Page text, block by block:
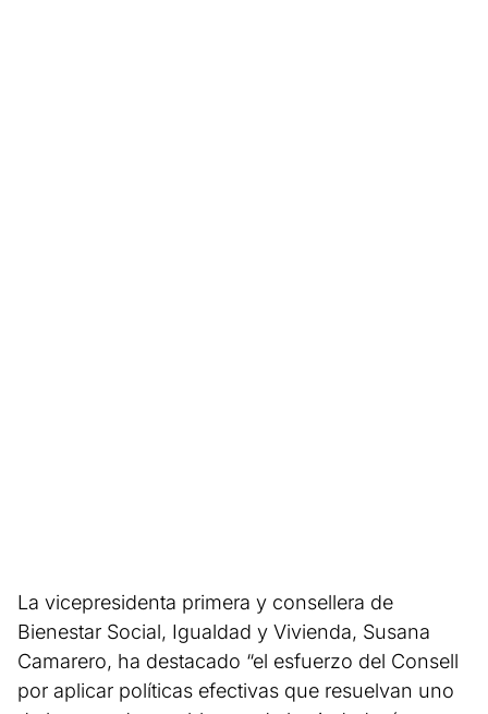
La vicepresidenta primera y consellera de
Bienestar Social, Igualdad y Vivienda, Susana
Camarero, ha destacado “el esfuerzo del Consell
por aplicar políticas efectivas que resuelvan uno